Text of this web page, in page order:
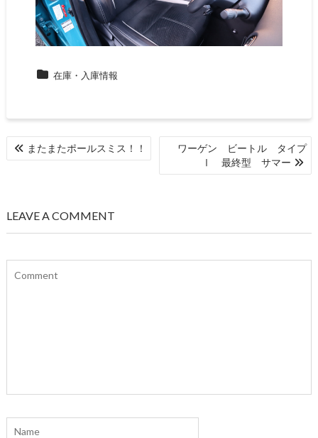
在庫・入庫情報
投
稿
ー
シ
ン
またまたポールスミス！！
ワーゲン ビートル タイプ
Ⅰ 最終型 サマー
LEAVE A COMMENT